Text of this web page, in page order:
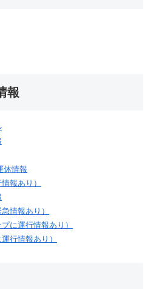
報
休情報
報あり）
情報あり）
に運行情報あり）
行情報あり）